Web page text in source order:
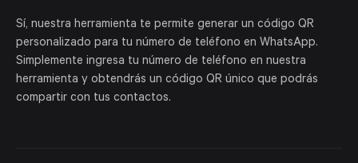
Sí, nuestra herramienta te permite generar un código QR
personalizado para tu número de teléfono en WhatsApp.
Simplemente ingresa tu número de teléfono en nuestra
herramienta y obtendrás un código QR único que podrás
compartir con tus contactos.